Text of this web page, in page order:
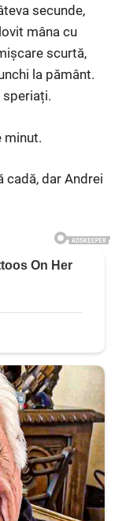
secunde,
mâna cu
scurtă,
la pământ.
speriați.
minut.
cadă, dar Andrei